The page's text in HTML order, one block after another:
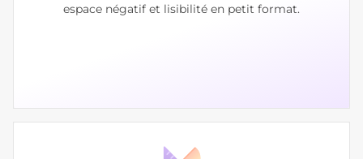
espace négatif et lisibilité en petit format.